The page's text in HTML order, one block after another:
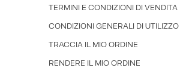
TERMINI E CONDIZIONI DI VENDITA
CONDIZIONI GENERALI DI UTILIZZO
TRACCIA IL MIO ORDINE
RENDERE IL MIO ORDINE